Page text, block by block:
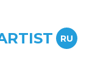
RU